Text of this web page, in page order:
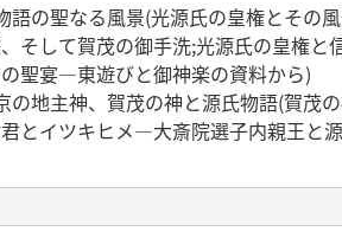
の聖なる風景(光源氏の皇権とその
そして賀茂の御手洗;光源氏の皇権
聖宴—東遊びと御神楽の資料から)
地主神、賀茂の神と源氏物語(賀茂
とイツキヒメ—大斎院選子内親王と